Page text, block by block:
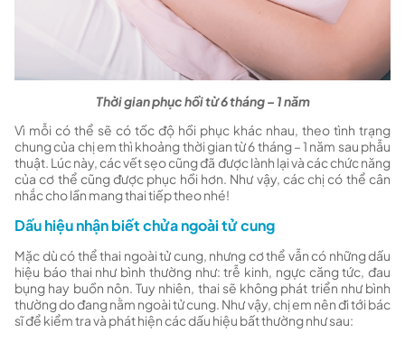
Thời gian phục hồi từ 6 tháng – 1 năm
Vì mỗi có thể sẽ có tốc độ hồi phục khác nhau, theo tình trạng
chung của chị em thì khoảng thời gian từ 6 tháng – 1 năm sau phẫu
thuật. Lúc này, các vết sẹo cũng đã được lành lại và các chức năng
của cơ thể cũng được phục hồi hơn. Như vậy, các chị có thể cân
nhắc cho lần mang thai tiếp theo nhé!
Dấu hiệu nhận biết chửa ngoài tử cung
Mặc dù có thể thai ngoài tử cung, nhưng cơ thể vẫn có những dấu
hiệu báo thai như bình thường như: trễ kinh, ngực căng tức, đau
bụng hay buồn nôn. Tuy nhiên, thai sẽ không phát triển như bình
thường do đang nằm ngoài tử cung. Như vậy, chị em nên đi tới bác
sĩ để kiểm tra và phát hiện các dấu hiệu bất thường như sau: